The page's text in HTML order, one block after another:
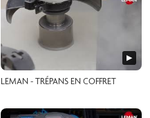
▶
LEMAN - TRÉPANS EN COFFRET